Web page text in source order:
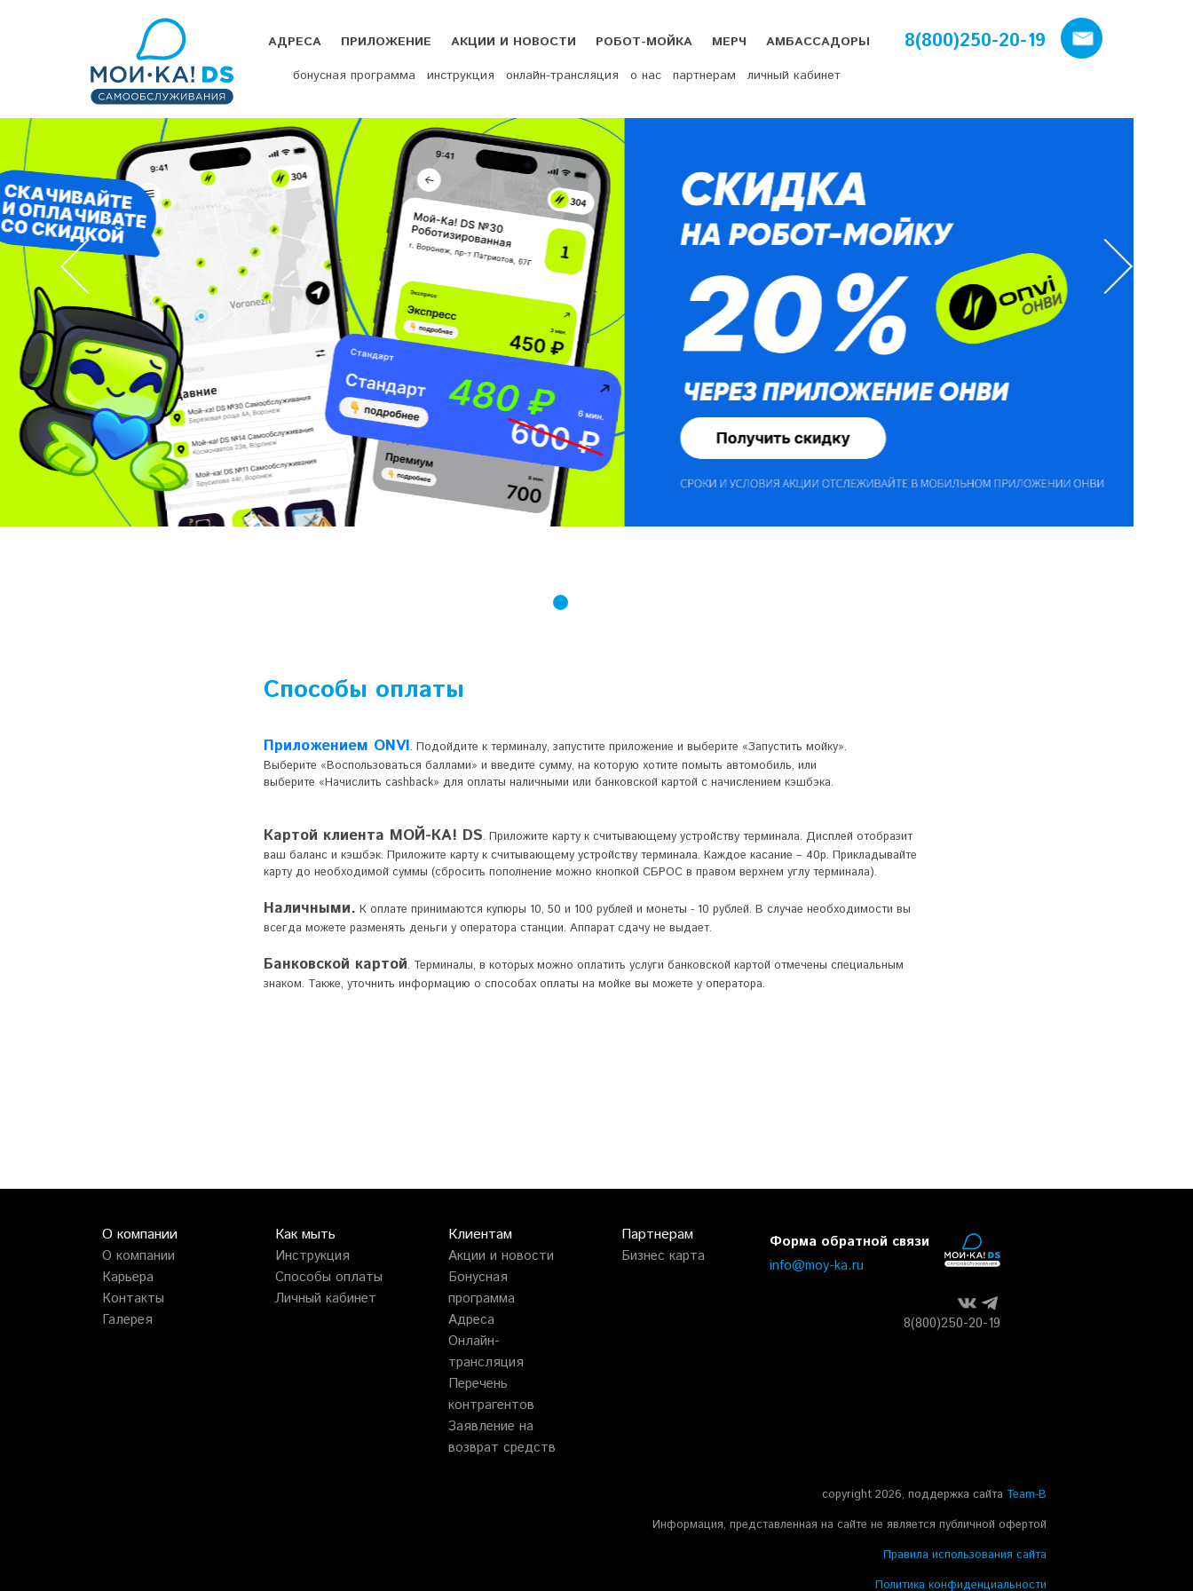
АДРЕСА ПРИЛОЖЕНИЕ АКЦИИ И НОВОСТИ РОБОТ-МОЙКА МЕРЧ
АМБАССАДОРЫ
бонусная программа
инструкция онлайн-трансляция о нас партнерам личный кабинет
8(800)250-20-19
Способы оплаты
Приложением ONVI. Подойдите к терминалу, запустите приложение и выберите «Запустить мойку».
Выберите «Воспользоваться баллами» и введите сумму, на которую хотите помыть автомобиль, или
выберите «Начислить cashback» для оплаты наличными или банковской картой с начислением кэшбэка.
Картой клиента МОЙ-КА! DS. Приложите карту к считывающему устройству терминала. Дисплей отобразит
ваш баланс и кэшбэк. Приложите карту к считывающему устройству терминала. Каждое касание – 40р. Прикладывайте
карту до необходимой суммы (сбросить пополнение можно кнопкой СБРОС в правом верхнем углу терминала).
Наличными. К оплате принимаются купюры 10, 50 и 100 рублей и монеты - 10 рублей. В случае необходимости вы
всегда можете разменять деньги у оператора станции. Аппарат сдачу не выдает.
Банковской картой. Терминалы, в которых можно оплатить услуги банковской картой отмечены специальным
знаком. Также, уточнить информацию о способах оплаты на мойке вы можете у оператора.
О компании
О компании
Карьера
Контакты
Галерея
Как мыть
Инструкция
Способы оплаты
Личный кабинет
Клиентам
Акции и новости
Бонусная
программа
Адреса
Онлайн-
трансляция
Перечень
контрагентов
Заявление на
возврат средств
Партнерам
Бизнес карта
Форма обратной связи
info@moy-ka.ru
8(800)250-20-19
copyright 2026, поддержка сайта Team-B
Информация, представленная на сайте не является публичной офертой
Правила использования сайта
Политика конфиденциальности